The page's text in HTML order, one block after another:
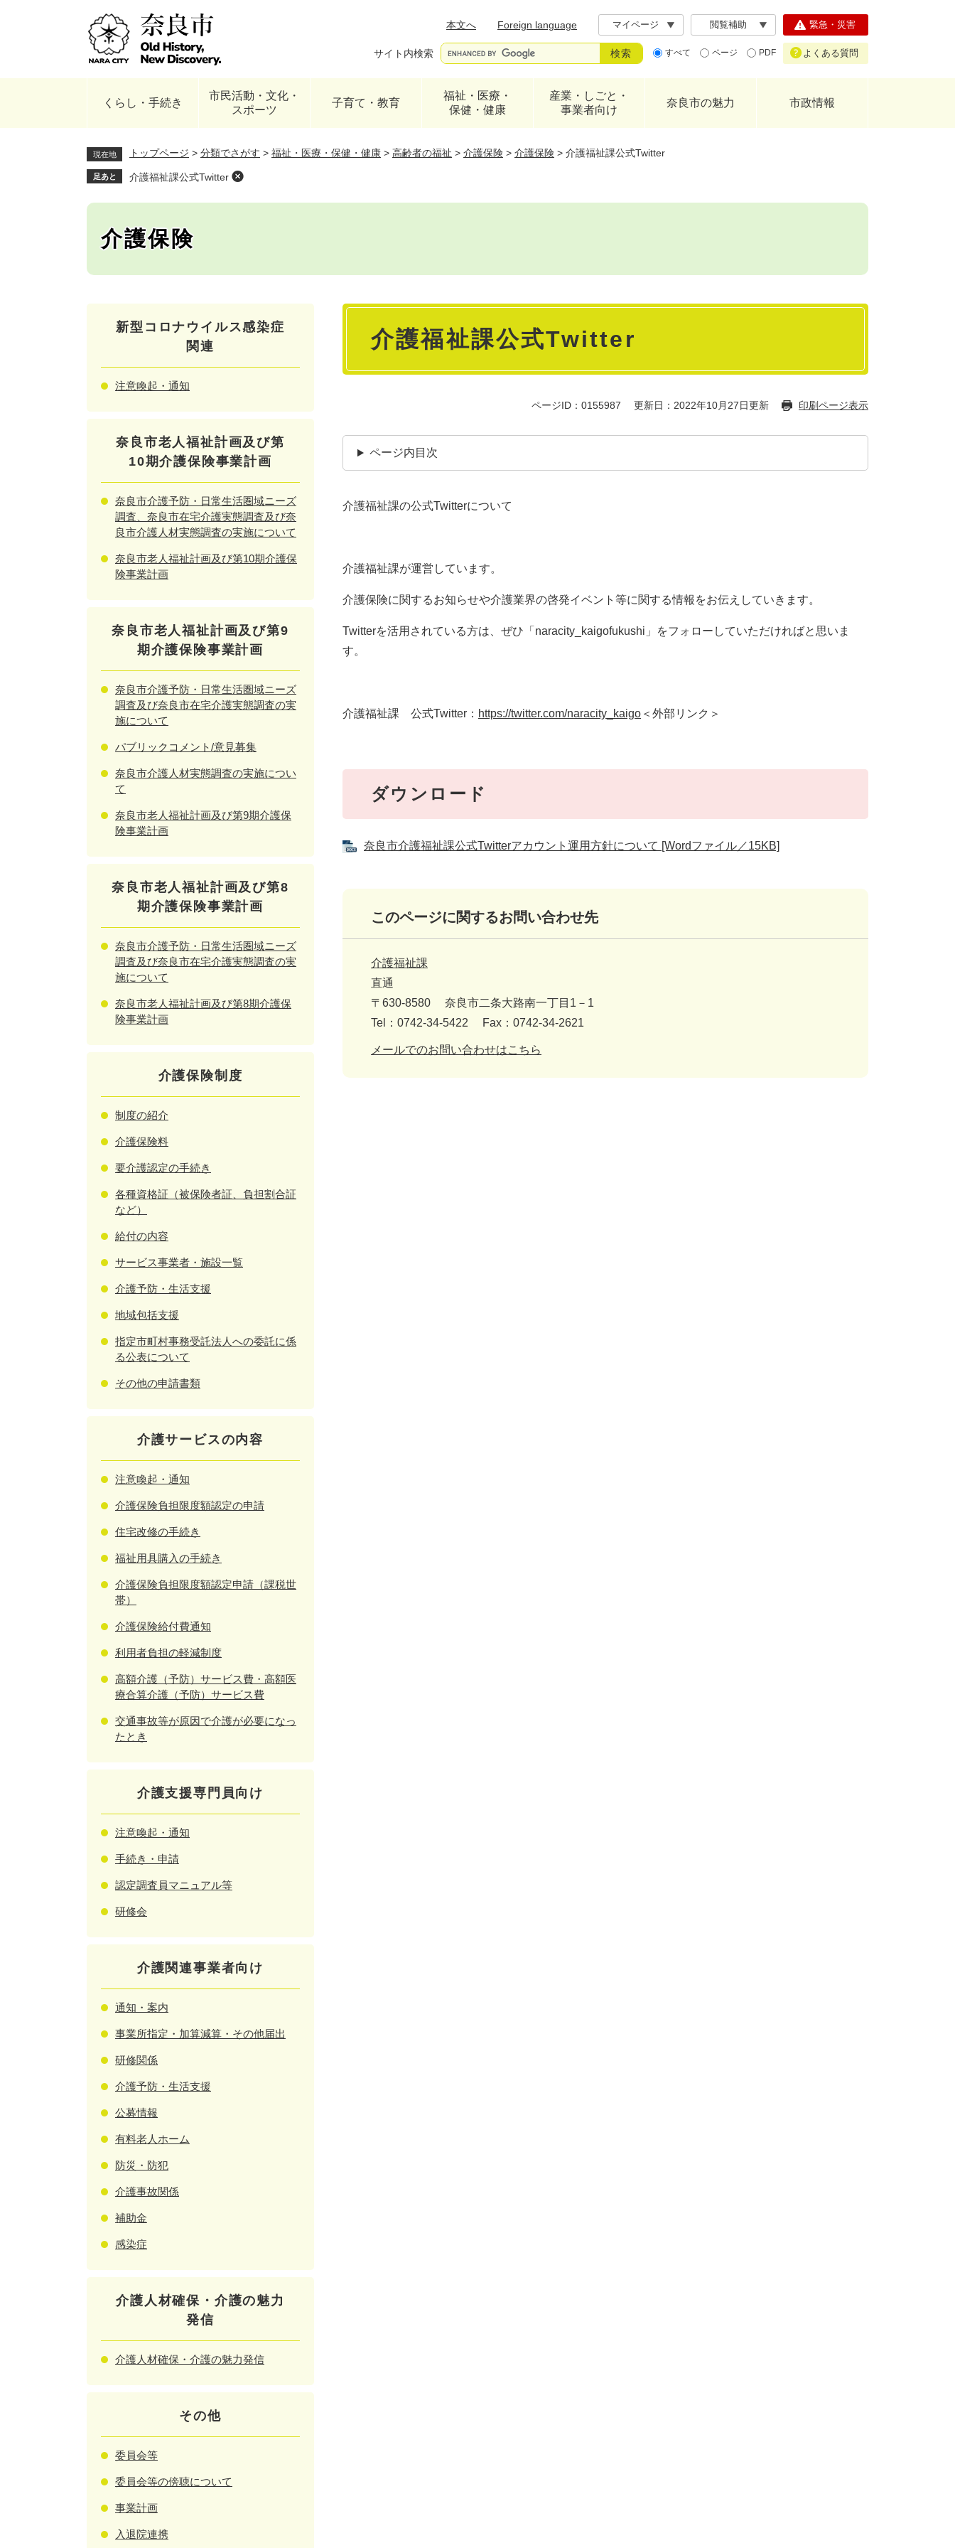
本文へ
Foreign language マイページ 閲覧補助
サイト内検索 すべて ページ PDF
緊急・災害
よくある質問
くらし・手続き
市民活動・文化・
スポーツ
子育て・教育
福祉・医療・
保健・健康
産業・しごと・
事業者向け
奈良市の魅力 市政情報
現在地 トップページ > 分類でさがす > 福祉・医療・保健・健康 > 高齢者の福祉 > 介護保険 > 介護保険 > 介護福祉課公式Twitter
足あと 介護福祉課公式Twitter
介護保険
本
介護福祉課公式Twitter
ページID：0155987 更新日：2022年10月27日更新 印刷ページ表示
ページ内目次
介護福祉課の公式Twitterについて
介護福祉課が運営しています。
介護保険に関するお知らせや介護業界の啓発イベント等に関する情報をお伝えしていきます。
Twitterを活用されている方は、ぜひ「naracity_kaigofukushi」をフォローしていただければと思いま
す。
介護福祉課 公式Twitter： https://twitter.com/naracity_kaigo ＜外部リンク＞
ダウンロード
奈良市介護福祉課公式Twitterアカウント運用方針について [Wordファイル／15KB]
このページに関するお問い合わせ先
介護福祉課
直通
〒630-8580
奈良市二条大路南一丁目1－1
Tel：0742-34-5422
Fax：0742-34-2621
メールでのお問い合わせはこちら
新型コロナウイルス感染症
関連
注意喚起・通知
奈良市老人福祉計画及び第
10期介護保険事業計画
奈良市介護予防・日常生活圏域ニーズ
調査、奈良市在宅介護実態調査及び奈
良市介護人材実態調査の実施について
奈良市老人福祉計画及び第10期介護保
険事業計画
奈良市老人福祉計画及び第9
期介護保険事業計画
奈良市介護予防・日常生活圏域ニーズ
調査及び奈良市在宅介護実態調査の実
施について
パブリックコメント/意見募集
奈良市介護人材実態調査の実施につい
て
奈良市老人福祉計画及び第9期介護保
険事業計画
奈良市老人福祉計画及び第8
期介護保険事業計画
奈良市介護予防・日常生活圏域ニーズ
調査及び奈良市在宅介護実態調査の実
施について
奈良市老人福祉計画及び第8期介護保
険事業計画
介護保険制度
制度の紹介
介護保険料
要介護認定の手続き
各種資格証（被保険者証、負担割合証
など）
給付の内容
サービス事業者・施設一覧
介護予防・生活支援
地域包括支援
指定市町村事務受託法人への委託に係
る公表について
その他の申請書類
介護サービスの内容
注意喚起・通知
介護保険負担限度額認定の申請
住宅改修の手続き
福祉用具購入の手続き
介護保険負担限度額認定申請（課税世
帯）
介護保険給付費通知
利用者負担の軽減制度
高額介護（予防）サービス費・高額医
療合算介護（予防）サービス費
交通事故等が原因で介護が必要になっ
たとき
介護支援専門員向け
注意喚起・通知
手続き・申請
認定調査員マニュアル等
研修会
介護関連事業者向け
通知・案内
事業所指定・加算減算・その他届出
研修関係
介護予防・生活支援
公募情報
有料老人ホーム
防災・防犯
介護事故関係
補助金
感染症
介護人材確保・介護の魅力
発信
介護人材確保・介護の魅力発信
その他
委員会等
委員会等の傍聴について
事業計画
入退院連携